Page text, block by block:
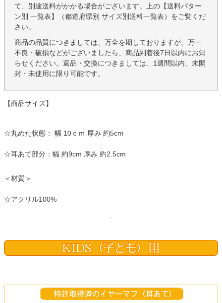
て、別途送料がかかる場合がございます。上の【送料パター
ン別 一覧表】（都道府県別 サイズ別送料一覧表）をご覧くだ
さい。
商品の品質につきましては、万全を期しておりますが、万一
不良・破損などがございましたら、商品到着後7日以内にお知
らせください。返品・交換につきましては、1週間以内、未開
封・未使用に限り可能です。
【商品サイズ】
☆丸めた状態： 幅 10ｃｍ 厚み 約5cm
☆耳あて部分：幅 約9cm 厚み 約2.5cm
＜材質＞
☆アクリル100%